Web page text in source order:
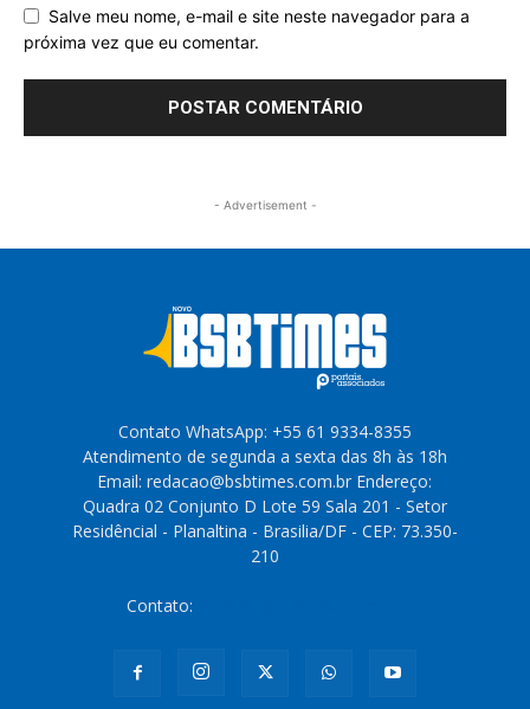
Salve meu nome, e-mail e site neste navegador para a
próxima vez que eu comentar.
- Advertisement -
Contato WhatsApp: +55 61 9334-8355
Atendimento de segunda a sexta das 8h às 18h
Email: redacao@bsbtimes.com.br Endereço:
Quadra 02 Conjunto D Lote 59 Sala 201 - Setor
Residêncial - Planaltina - Brasilia/DF - CEP: 73.350-
210
Contato: